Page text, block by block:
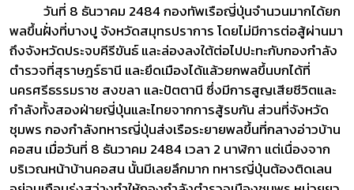
วันที่ 8 ธันวาคม 2484 กองทัพเรือญี่ปุ่นจำนวนมากได้ยก
พลขึ้นฝั่งที่บางปู จังหวัดสมุทรปราการ โดยไม่มีการต่อสู้ผ่านมา
ถึงจังหวัดประจบคีรีขันธ์ และล่องลงใต้ต่อไปปะทะกับกองกำลัง
ตำรวจที่สุราษฎร์ธานี และยึดเมืองได้แล้วยกพลขึ้นบกได้ที่
นครศรีธรรมราช สงขลา และปัตตานี ซึ่งมีการสูญเสียชีวิตและ
กำลังทั้งสองฝ่ายญี่ปุ่นและไทยจากการสู้รบกัน ส่วนที่จังหวัด
ชุมพร กองกำลังทหารญี่ปุ่นส่งเรือระยายพลขึ้นที่กลางอ่าวบ้าน
คอสน เมื่อวันที่ 8 ธันวาคม 2484 เวลา 2 นาฬิกา แต่เนื่องจาก
บริเวณหน้าบ้านคอสน นั้นมีเลยลึกมาก ทหารญี่ปุ่นต้องติดเลน